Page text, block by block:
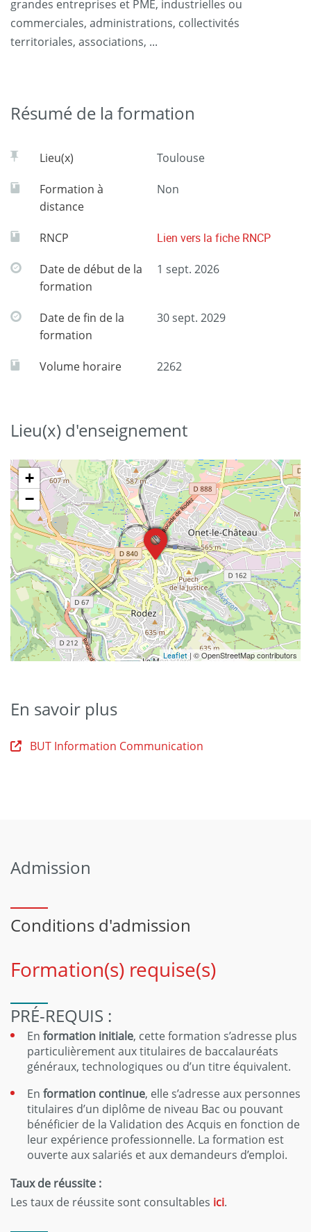
grandes entreprises et PME, industrielles ou
commerciales, administrations, collectivités
territoriales, associations, ...
Résumé de la formation
Lieu(x) Toulouse
Formation à
distance
Non
RNCP Lien vers la fiche RNCP
Date de début de la
formation
1 sept. 2026
Date de fin de la
formation
30 sept. 2029
Volume horaire 2262
Lieu(x) d'enseignement
+
−
Leaflet | © OpenStreetMap contributors
En savoir plus
BUT Information Communication
Admission
Conditions d'admission
Formation(s) requise(s)
PRÉ-REQUIS :
En formation initiale, cette formation s’adresse plus
particulièrement aux titulaires de baccalauréats
généraux, technologiques ou d’un titre équivalent.
En formation continue, elle s’adresse aux personnes
titulaires d’un diplôme de niveau Bac ou pouvant
bénéficier de la Validation des Acquis en fonction de
leur expérience professionnelle. La formation est
ouverte aux salariés et aux demandeurs d’emploi.
Taux de réussite :
Les taux de réussite sont consultables ici.